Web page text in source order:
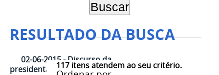
RESULTADO DA BUSCA
117itens atendem ao seu critério.
02-06-2015 - Discurso da
presidenta da República, Dilma